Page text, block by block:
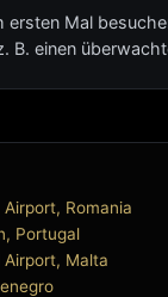
ersten Mal
B. einen
Romania
Portugal
Malta